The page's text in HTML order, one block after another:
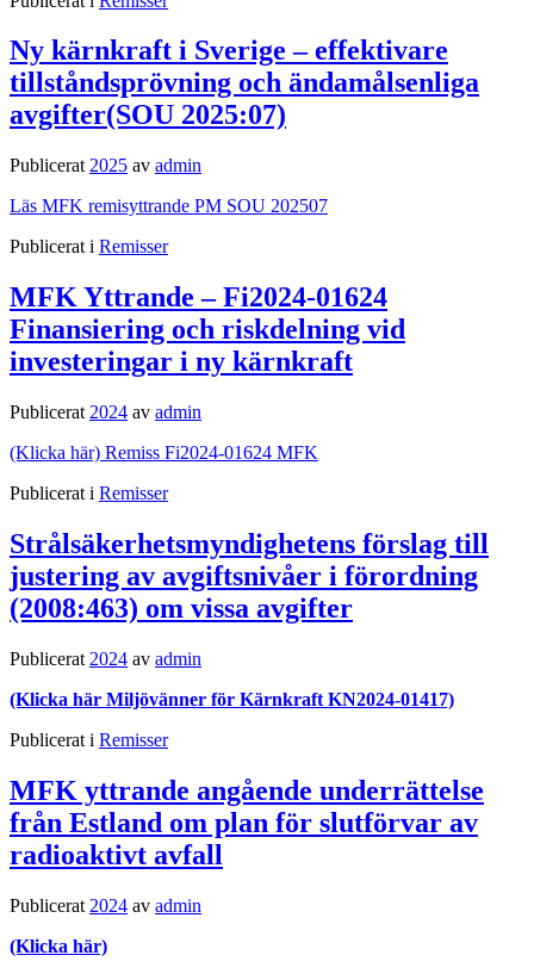
Ny kärnkraft i Sverige – effektivare
tillståndsprövning och ändamålsenliga
avgifter(SOU 2025:07)
Publicerat 2025 av admin
Läs MFK remisyttrande PM SOU 202507
Publicerat i Remisser
MFK Yttrande – Fi2024-01624
Finansiering och riskdelning vid
investeringar i ny kärnkraft
Publicerat 2024 av admin
(Klicka här) Remiss Fi2024-01624 MFK
Publicerat i Remisser
Strålsäkerhetsmyndighetens förslag till
justering av avgiftsnivåer i förordning
(2008:463) om vissa avgifter
Publicerat 2024 av admin
(Klicka här Miljövänner för Kärnkraft KN2024-01417)
Publicerat i Remisser
MFK yttrande angående underrättelse
från Estland om plan för slutförvar av
radioaktivt avfall
Publicerat 2024 av admin
(Klicka här)